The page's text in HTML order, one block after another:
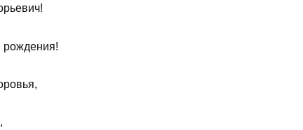
рождения!